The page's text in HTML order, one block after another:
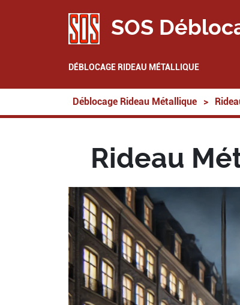
SOS
DÉBLOCAGE RIDEAU MÉTALLIQUE
Déblocage Rideau Métallique >
Rideau